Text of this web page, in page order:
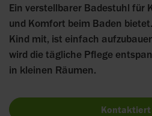
Ein verstellbarer Badestuhl für
und Komfort beim Baden
Kind mit, ist einfach
wird die tägliche Pflege
in kleinen Räumen.
Kontaktiert